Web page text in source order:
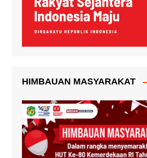
HIMBAUAN MASYARAKAT